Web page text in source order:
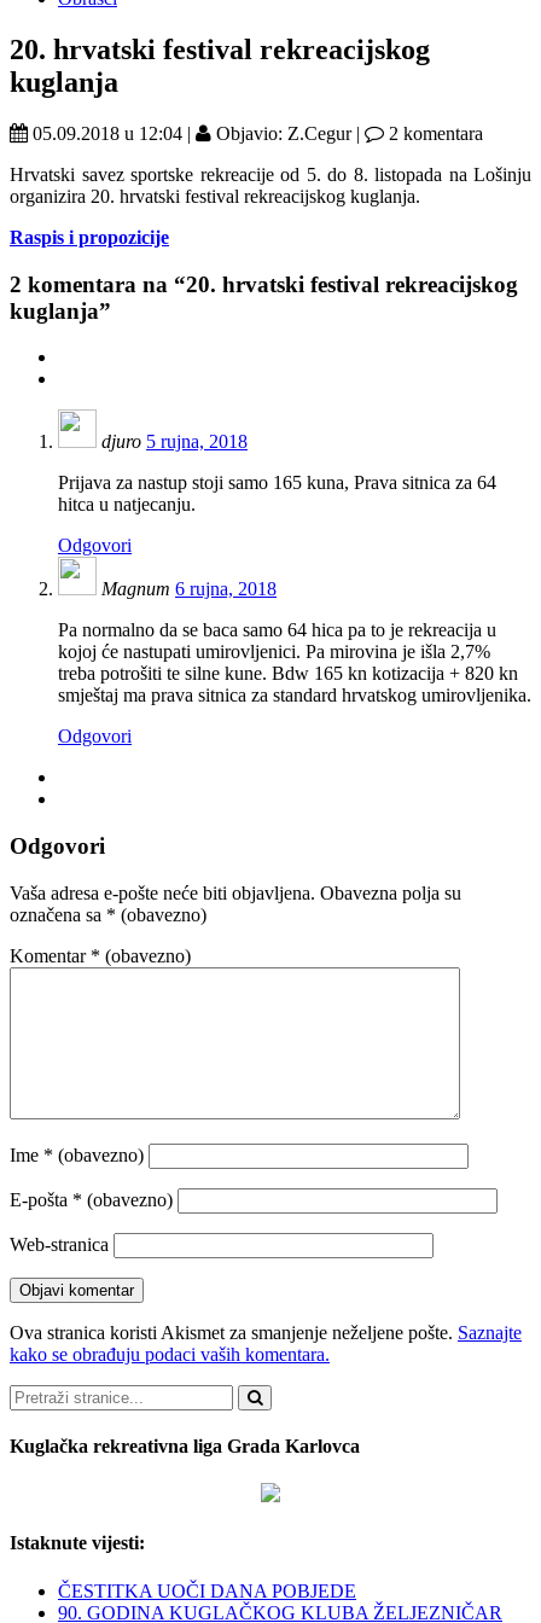
20. hrvatski festival rekreacijskog
kuglanja
05.09.2018 u 12:04 | Objavio: Z.Cegur |
2 komentara
Hrvatski savez sportske rekreacije od 5. do 8. listopada na Lošinju
organizira 20. hrvatski festival rekreacijskog kuglanja.
Raspis i propozicije
2 komentara na “20. hrvatski festival rekreacijskog
kuglanja”
djuro 5 rujna, 2018
Prijava za nastup stoji samo 165 kuna, Prava sitnica za 64
hitca u natjecanju.
Odgovori
Magnum 6 rujna, 2018
Pa normalno da se baca samo 64 hica pa to je rekreacija u
kojoj će nastupati umirovljenici. Pa mirovina je išla 2,7%
treba potrošiti te silne kune. Bdw 165 kn kotizacija + 820 kn
smještaj ma prava sitnica za standard hrvatskog umirovljenika.
Odgovori
Odgovori
Vaša adresa e-pošte neće biti objavljena. Obavezna polja su
označena sa * (obavezno)
Komentar * (obavezno)
Ime * (obavezno)
E-pošta * (obavezno)
Web-stranica
Ova stranica koristi Akismet za smanjenje neželjene pošte. Saznajte
kako se obrađuju podaci vaših komentara.
Pretraži
Kuglačka rekreativna liga Grada Karlovca
Istaknute vijesti:
ČESTITKA UOČI DANA POBJEDE
90. GODINA KUGLAČKOG KLUBA ŽELJEZNIČAR